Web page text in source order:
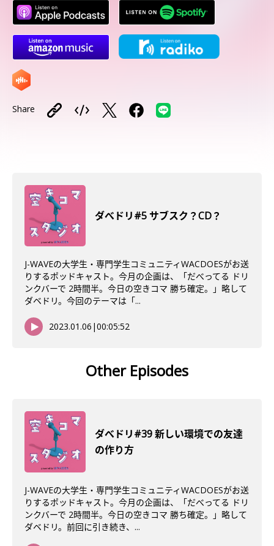
Share
ダべドリ#5 サブスク？CD？
J-WAVEの大学生・専門学生コミュニティWACDOESがお送
りするポッドキャスト。今月の企画は、「だべってる ドリ
ンクバーで 2時間半。今日の空きコマ 勝ち確定。」略して
ダベドリ。今回のテーマは「...
2023.01.06 |00:05:52
Other Episodes
ダべドリ#39 新しい環境での友達
の作り方
J-WAVEの大学生・専門学生コミュニティWACDOESがお送
りするポッドキャスト。今月の企画は、「だべってる ドリ
ンクバーで 2時間半。今日の空きコマ 勝ち確定。」略して
ダベドリ。前回に引き続き、...